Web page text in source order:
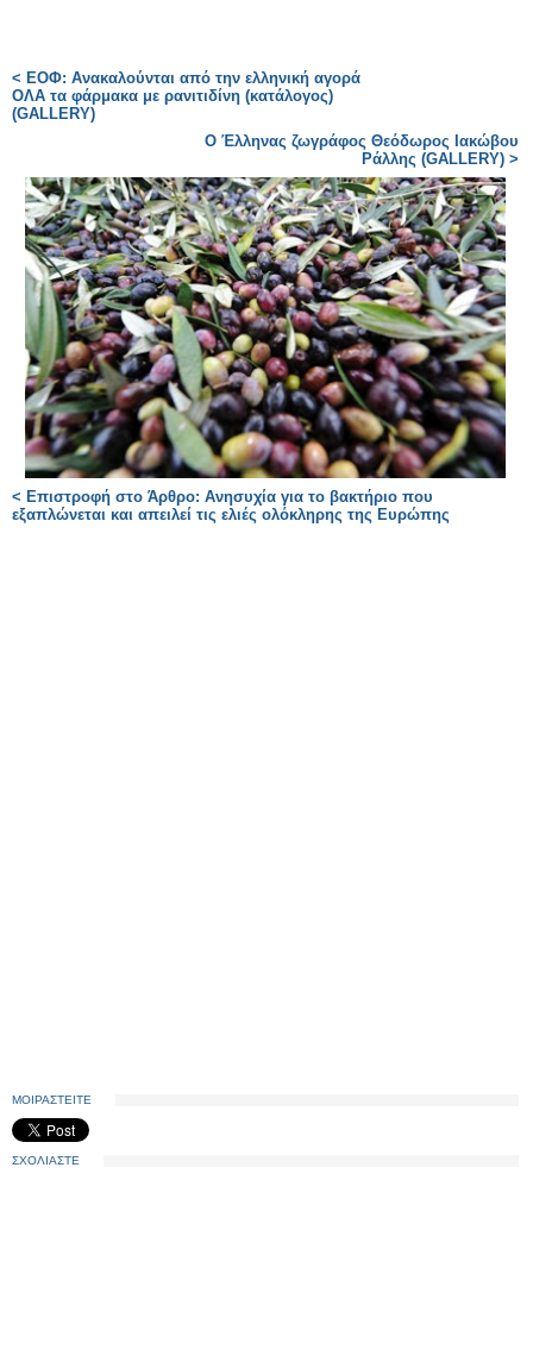
< ΕΟΦ: Ανακαλούνται από την ελληνική αγορά
ΟΛΑ τα φάρμακα με ρανιτιδίνη (κατάλογος)
(GALLERY)
Ο Έλληνας ζωγράφος Θεόδωρος Ιακώβου
Ράλλης (GALLERY) >
< Επιστροφή στο Άρθρο: Ανησυχία για το βακτήριο που
εξαπλώνεται και απειλεί τις ελιές ολόκληρης της Ευρώπης
ΜΟΙΡΑΣΤΕΙΤΕ
ΣΧΟΛΙΑΣΤΕ